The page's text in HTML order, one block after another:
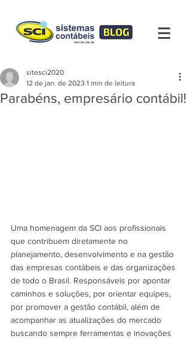
Parabéns, empresário contábil!
sitesci2020
12 de jan. de 2023 1 min de leitura
Uma homenagem da SCI aos profissionais
que contribuem diretamente no
planejamento, desenvolvimento e na gestão
das empresas contábeis e das organizações
de todo o Brasil. Responsáveis por apontar
caminhos e soluções, por orientar equipes,
por promover a gestão contábil, além de
acompanhar as atualizações do mercado
buscando sempre ferramentas e inovações